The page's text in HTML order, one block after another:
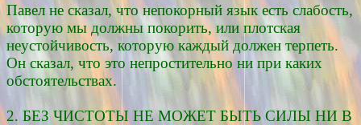
Павел не сказал, что непокорный язык есть слабость,
которую мы должны покорить, или плотская
неустойчивость, которую каждый должен терпеть.
Он сказал, что это непростительно ни при каких
обстоятельствах.
2. БЕЗ ЧИСТОТЫ НЕ МОЖЕТ БЫТЬ СИЛЫ НИ В